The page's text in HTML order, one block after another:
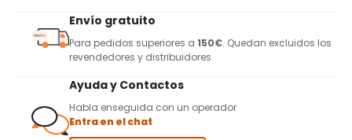
Envío gratuito
Para pedidos superiores a 150€. Quedan excluidos los
revendedores y distribuidores.
Ayuda y Contactos
Habla enseguida con un operador
Entra en el chat